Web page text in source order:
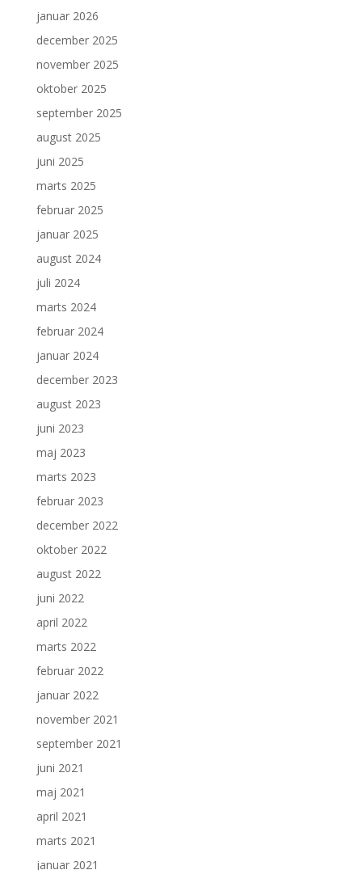
januar 2026
december 2025
november 2025
oktober 2025
september 2025
august 2025
juni 2025
marts 2025
februar 2025
januar 2025
august 2024
juli 2024
marts 2024
februar 2024
januar 2024
december 2023
august 2023
juni 2023
maj 2023
marts 2023
februar 2023
december 2022
oktober 2022
august 2022
juni 2022
april 2022
marts 2022
februar 2022
januar 2022
november 2021
september 2021
juni 2021
maj 2021
april 2021
marts 2021
januar 2021